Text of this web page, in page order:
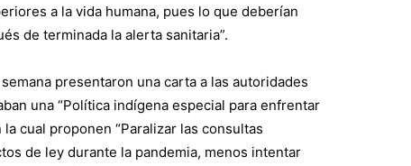
a la vida humana, pues lo que deberían
de terminada la alerta sanitaria”.
presentaron una carta a las autoridades
una “Política indígena especial para enfrentar
cual proponen “Paralizar las consultas
de ley durante la pandemia, menos intentar